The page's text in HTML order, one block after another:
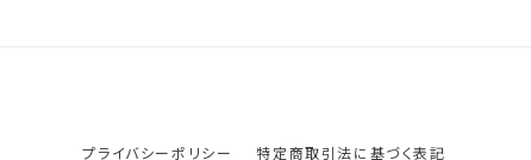
プライバシーポリシー 特定商取引法に基づく表記